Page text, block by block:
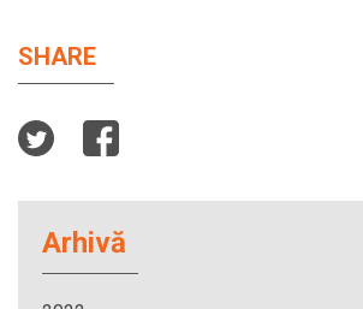
SHARE
Arhivă